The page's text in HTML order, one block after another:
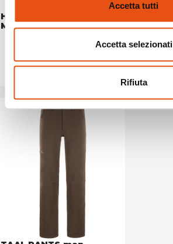
Accetta tutti
Accetta selezionati
Rifiuta
HERVEY WINTER PANTS
MAN
€139,90